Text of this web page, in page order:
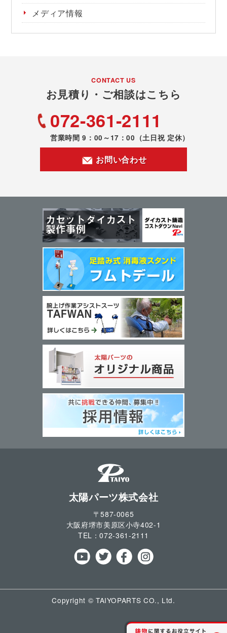
メディア情報
CONTACT US
お見積り・ご相談はこちら
072-361-2111
営業時間 9：00～17：00 （土日祝 定休）
お問い合わせ
太陽パーツ株式会社
〒587-0065
大阪府堺市美原区小寺402-1
TEL：072-361-2111
Copyright © TAIYOPARTS CO., Ltd.